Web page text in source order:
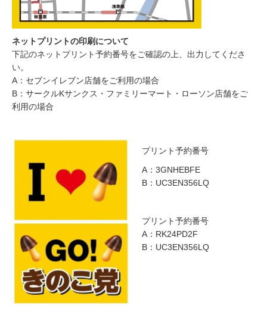
ネットプリントの印刷について
下記のネットプリント予約番号をご確認の上、出力してくださ
い。
A：セブンイレブン店舗をご利用の場合
B：サークルKサンクス・ファミリーマート・ローソン店舗をご
利用の場合
プリント予約番号
A：3GNHEBFE
B：UC3EN356LQ
プリント予約番号
A：RK24PD2F
B：UC3EN356LQ